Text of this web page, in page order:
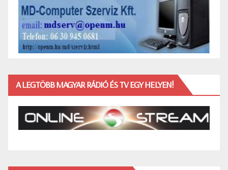
A LEGTÖBB MAGYAR RÁDIÓ ÉS TV EGY HELYEN!